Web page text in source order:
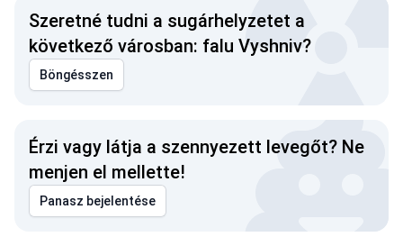
Szeretné tudni a sugárhelyzetet a
következő városban: falu Vyshniv?
Böngésszen
Érzi vagy látja a szennyezett levegőt? Ne
menjen el mellette!
Panasz bejelentése